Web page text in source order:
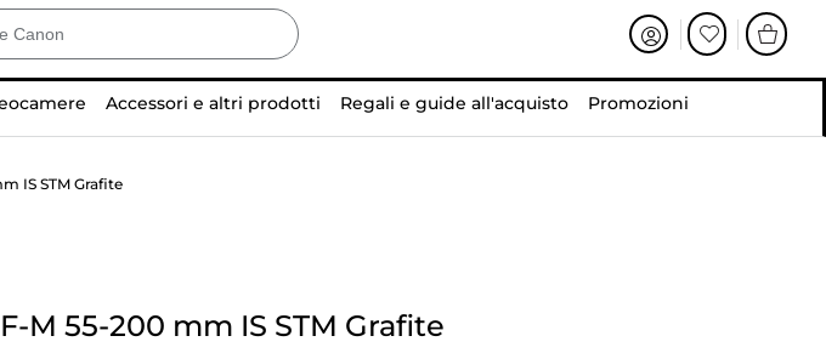
Accessori e altri prodotti Regali e guide all'acquisto Promozioni
IS STM Grafite
M 55-200 mm IS STM Grafite